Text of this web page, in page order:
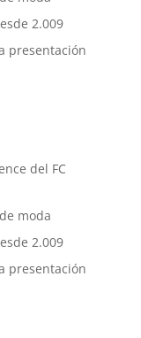
2.009
presentación
del FC
moda
2.009
presentación